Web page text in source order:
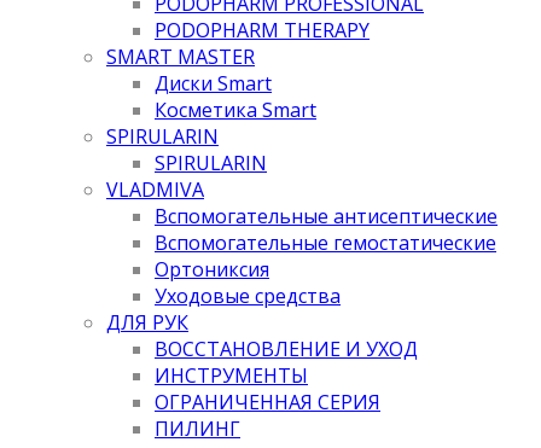
PODOPHARM THERAPY
SMART MASTER
Диски Smart
Косметика Smart
SPIRULARIN
SPIRULARIN
VLADMIVA
Вспомогательные антисептические
Вспомогательные гемостатические
Ортониксия
Уходовые средства
ДЛЯ РУК
ВОССТАНОВЛЕНИЕ И УХОД
ИНСТРУМЕНТЫ
ОГРАНИЧЕННАЯ СЕРИЯ
ПИЛИНГ